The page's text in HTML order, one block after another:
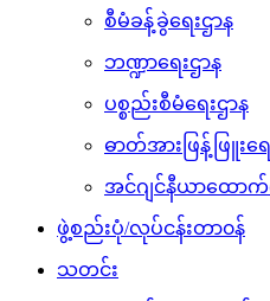
စီမံခန့်ခွဲရေးဌာန
ဘဏ္ဍာရေးဌာန
ပစ္စည်းစီမံရေးဌာန
ဓာတ်အားဖြန့်ဖြူးရေ
အင်ဂျင်နီယာထော
ဖွဲ့စည်းပုံ/လုပ်ငန်းတာ၀န်
သတင်း